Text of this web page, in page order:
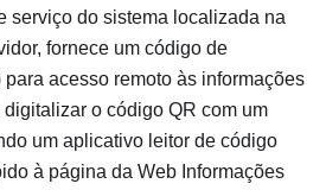
serviço do sistema localizada na
fornece um código de
acesso remoto às informações
o código QR com um
um aplicativo leitor de código
à página da Web Informações